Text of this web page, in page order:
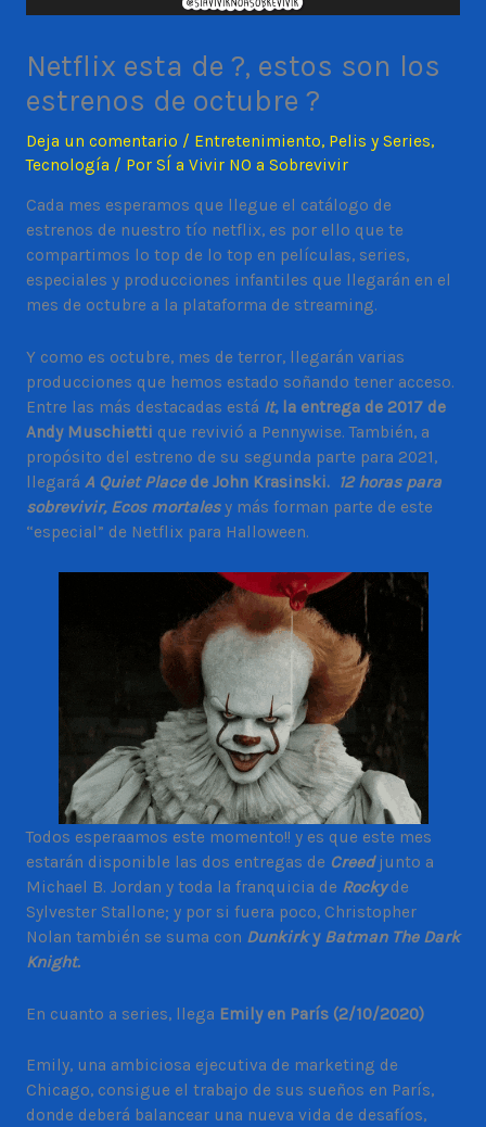
Netflix esta de ?, estos son los
estrenos de octubre ?
Deja un comentario / Entretenimiento, Pelis y Series,
Tecnología / Por SÍ a Vivir NO a Sobrevivir
Cada mes esperamos que llegue el catálogo de
estrenos de nuestro tío netflix, es por ello que te
compartimos lo top de lo top en películas, series,
especiales y producciones infantiles que llegarán en el
mes de octubre a la plataforma de streaming.
Y como es octubre, mes de terror, llegarán varias
producciones que hemos estado soñando tener acceso.
Entre las más destacadas está It, la entrega de 2017 de
Andy Muschietti que revivió a Pennywise. También, a
propósito del estreno de su segunda parte para 2021,
llegará A Quiet Placede John Krasinski. 12 horas para
sobrevivir, Ecos mortalesy más forman parte de este
“especial” de Netflix para Halloween.
Todos esperaamos este momento!! y es que este mes
estarán disponible las dos entregas de Creed junto a
Michael B. Jordan y toda la franquicia de Rockyde
Sylvester Stallone; y por si fuera poco, Christopher
Nolan también se suma con DunkirkyBatman The Dark
Knight.
En cuanto a series, llega Emily en París (2/10/2020)
Emily, una ambiciosa ejecutiva de marketing de
Chicago, consigue el trabajo de sus sueños en París,
donde deberá balancear una nueva vida de desafíos,